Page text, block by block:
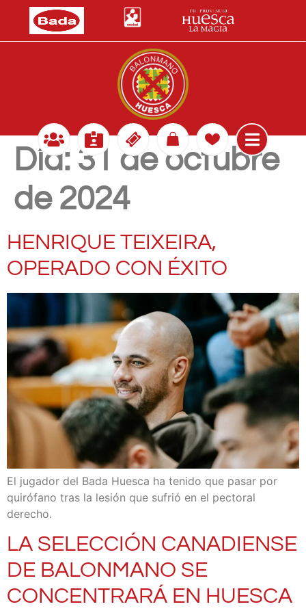
Día: 31 de octubre
de 2024
HENRIQUE TEIXEIRA,
OPERADO CON ÉXITO
El jugador del Bada Huesca ha tenido que pasar por
quirófano tras la lesión que sufrió en el pectoral
derecho.
LA SELECCIÓN CANADIENSE
DE BALONMANO SE
CONCENTRARÁ EN HUESCA